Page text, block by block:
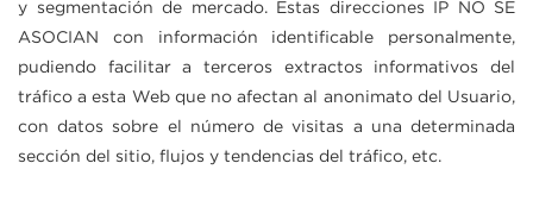
y segmentación de mercado. Estas direcciones IP NO SE
ASOCIAN con información identificable personalmente,
pudiendo facilitar a terceros extractos informativos del
tráfico a esta Web que no afectan al anonimato del Usuario,
con datos sobre el número de visitas a una determinada
sección del sitio, flujos y tendencias del tráfico, etc.